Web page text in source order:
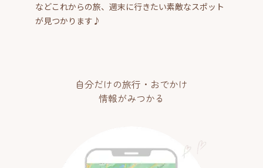
などこれからの旅、週末に行きたい素敵なスポット
が見つかります♪
自分だけの旅行・おでかけ
情報がみつかる